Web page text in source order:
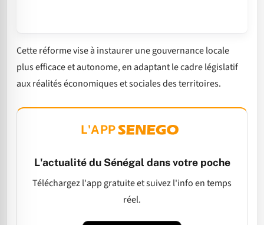
Cette réforme vise à instaurer une gouvernance locale
plus efficace et autonome, en adaptant le cadre législatif
aux réalités économiques et sociales des territoires.
L'APP
L'actualité du Sénégal dans votre poche
Téléchargez l'app gratuite et suivez l'info en temps
réel.